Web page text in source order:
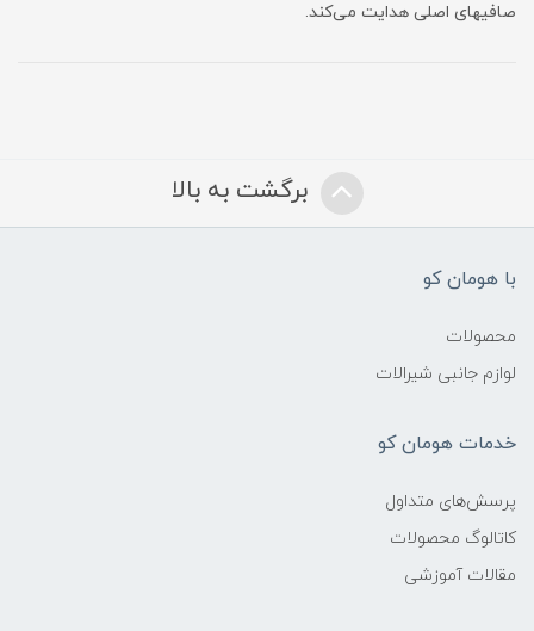
صافیهای اصلی هدایت می‌کند.
برگشت به بالا
با هومان کو
محصولات
لوازم جانبی شیرالات
خدمات هومان کو
پرسش‌های متداول
کاتالوگ محصولات
مقالات آموزشی